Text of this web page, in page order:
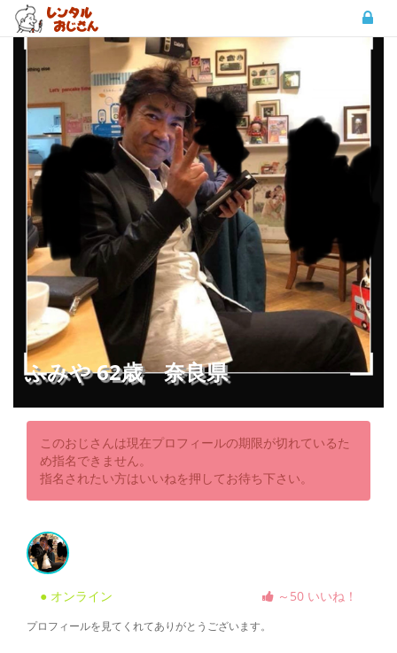
ふみや 62歳 奈良県
このおじさんは現在プロフィールの期限が切れているた
め指名できません。
指名されたい方はいいねを押してお待ち下さい。
● オンライン ～50 いいね！
プロフィールを見てくれてありがとうございます。